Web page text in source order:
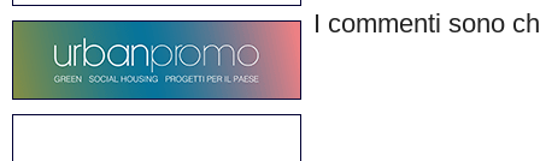
I commenti sono